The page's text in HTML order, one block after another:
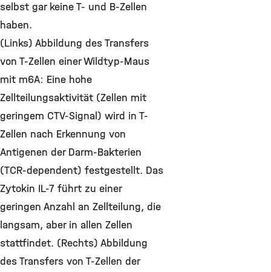
selbst gar keine T- und B-Zellen
haben.
(Links) Abbildung des Transfers
von T-Zellen einer Wildtyp-Maus
mit m6A: Eine hohe
Zellteilungsaktivität (Zellen mit
geringem CTV-Signal) wird in T-
Zellen nach Erkennung von
Antigenen der Darm-Bakterien
(TCR-dependent) festgestellt. Das
Zytokin IL-7 führt zu einer
geringen Anzahl an Zellteilung, die
langsam, aber in allen Zellen
stattfindet. (Rechts) Abbildung
des Transfers von T-Zellen der